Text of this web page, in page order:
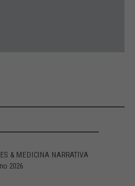
& MEDICINA NARRATIVA
2026